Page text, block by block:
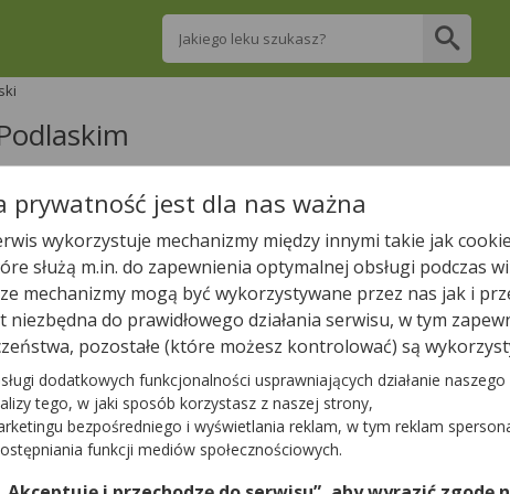
Wpisz nazwę leku
które apteki w Radzyniu Podlaskim
Wpisz nazwę leku
W Radzyniu Podlaskim jest13aptek.12aptek
Tylko otwarte apteki
prywatność jest dla nas ważna
wykorzystuje mechanizmy między innymi takie jak
służą m.in. do zapewnienia optymalnej obsługi podczas
mechanizmy mogą być wykorzystywane przez nas jak i
niezbędna do prawidłowego działania serwisu, w tym
pozostałe (które możesz kontrolować) są
dodatkowych funkcjonalności usprawniających działanie naszego
tego, w jaki sposób korzystasz z naszej strony,
bezpośredniego i wyświetlania reklam, w tym reklam
funkcji mediów społecznościowych.